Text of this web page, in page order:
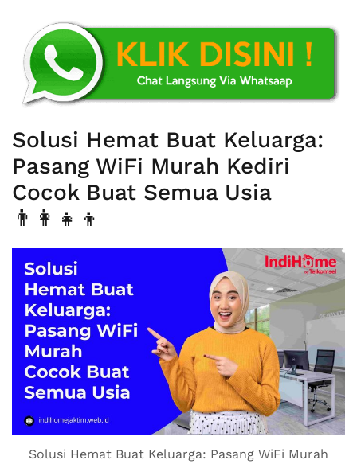
Solusi Hemat Buat Keluarga:
Pasang WiFi Murah Kediri
Cocok Buat Semua Usia
👨‍👩‍👧‍👦
Solusi Hemat Buat Keluarga: Pasang WiFi Murah